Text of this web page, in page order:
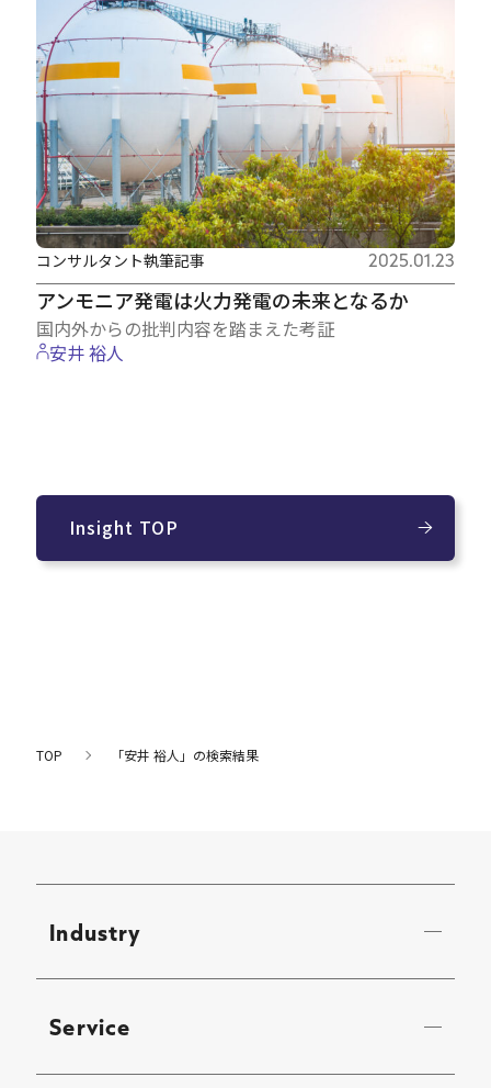
アンモニア発電は火力発電の未来となるか
国内外からの批判内容を踏まえた考証
コンサルタント執筆記事 2025.01.23
安井 裕人
Insight TOP
TOP 「安井 裕人」の検索結果
Industry
Service